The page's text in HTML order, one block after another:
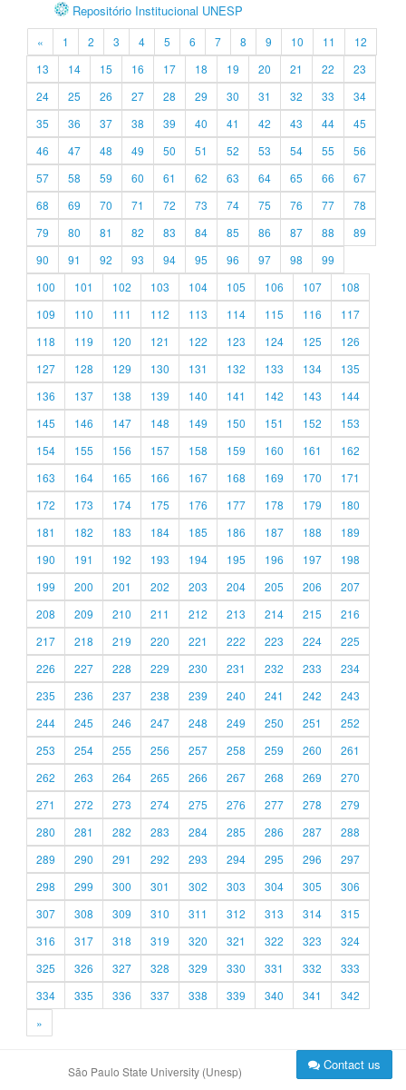
Repositório Institucional UNESP
« 1 2 3 4 5 6 7 8 9 10 11
12
13
14 15 16 17 18 19 20 21 22
23
24
25 26 27 28 29 30 31 32 33
34
35
36 37 38 39 40 41 42 43 44
45
46
47 48 49 50 51 52 53 54 55
56
57
58 59 60 61 62 63 64 65 66
67
68
69 70 71 72 73 74 75 76 77
78
79
80 81 82 83 84 85 86 87 88
89
90
91 92 93 94 95 96 97 98
99
100
101 102 103 104 105 106 107
108
109
110 111 112 113 114 115 116
117
118
119 120 121 122 123 124 125
126
127
128 129 130 131 132 133 134
135
136
137 138 139 140 141 142 143
144
145
146 147 148 149 150 151 152
153
154
155 156 157 158 159 160 161
162
163
164 165 166 167 168 169 170
171
172
173 174 175 176 177 178 179
180
181
182 183 184 185 186 187 188
189
190
191 192 193 194 195 196 197
198
199
200 201 202 203 204 205 206
207
208
209 210 211 212 213 214 215
216
217
218 219 220 221 222 223 224
225
226
227 228 229 230 231 232 233
234
235
236 237 238 239 240 241 242
243
244
245 246 247 248 249 250 251
252
253
254 255 256 257 258 259 260
261
262
263 264 265 266 267 268 269
270
271
272 273 274 275 276 277 278
279
280
281 282 283 284 285 286 287
288
289
290 291 292 293 294 295 296
297
298
299 300 301 302 303 304 305
306
307
308 309 310 311 312 313 314
315
316
317 318 319 320 321 322 323
324
325
326 327 328 329 330 331 332
333
334
335 336 337 338 339 340 341
342
»
São Paulo State University (Unesp) Contact us